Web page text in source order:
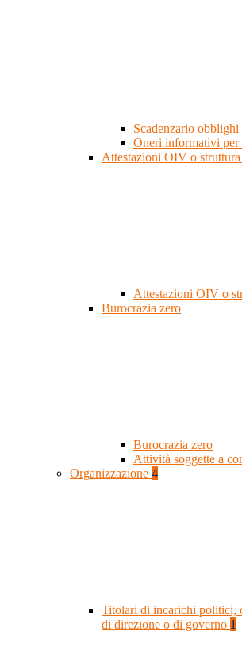
Scadenzario
Oneri informativi per
Attestazioni OIV o struttura
Attestazioni OIV o
Burocrazia zero
Burocrazia zero
Attività soggette a
Organizzazione 4
Titolari di incarichi politici,
di direzione o di governo 1